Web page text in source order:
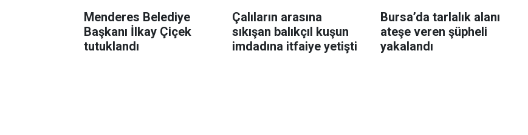
Menderes Belediye
Başkanı İlkay Çiçek
tutuklandı
Çalıların arasına
sıkışan balıkçıl kuşun
imdadına itfaiye yetişti
Bursa’da tarlalık alanı
ateşe veren şüpheli
yakalandı